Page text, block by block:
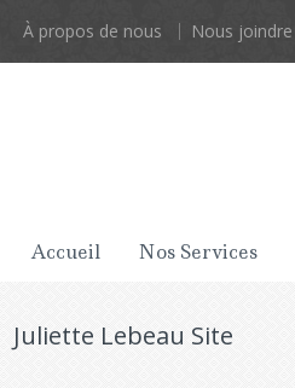
À propos de nous Nous joindre
Accueil Nos Services
Juliette Lebeau Site